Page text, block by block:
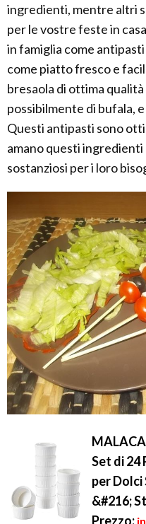
ingredienti, mentre altri
per le vostre feste in
in famiglia come
come piatto fresco e
bresaola di ottima
possibilmente di bufala,
Questi antipasti sono
amano questi
sostanziosi per i loro
Set di 24
per Dolci
&#216;
Prezzo: